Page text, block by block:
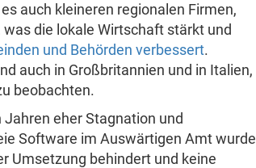
auch kleineren regionalen Firmen,
die lokale Wirtschaft stärkt und
und Behörden verbessert.
auch in Großbritannien und in Italien,
beobachten.
eher Stagnation und
Software im Auswärtigen Amt wurde
Umsetzung behindert und keine